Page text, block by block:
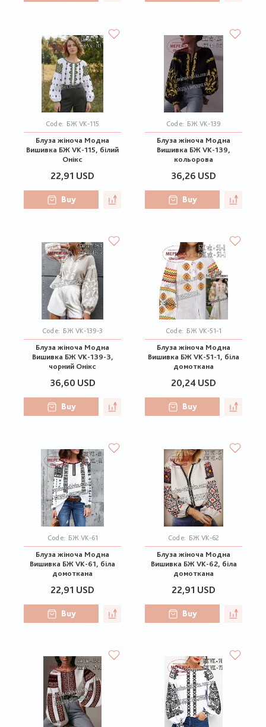
Code: БЖ VK-115
Блуза жіноча Модна
Вишивка БЖ VK-115, білий
Онікс
22,91 USD
Buy
Code: БЖ VK-139
Блуза жіноча Модна
Вишивка БЖ VK-139,
кольорова
36,26 USD
Buy
Code: БЖ VK-139-3
Блуза жіноча Модна
Вишивка БЖ VK-139-3,
чорний Онікс
36,60 USD
Buy
Code: БЖ VK-51-1
Блуза жіноча Модна
Вишивка БЖ VK-51-1, біла
домоткана
20,24 USD
Buy
Code: БЖ VK-61
Блуза жіноча Модна
Вишивка БЖ VK-61, біла
домоткана
22,91 USD
Buy
Code: БЖ VK-62
Блуза жіноча Модна
Вишивка БЖ VK-62, біла
домоткана
22,91 USD
Buy